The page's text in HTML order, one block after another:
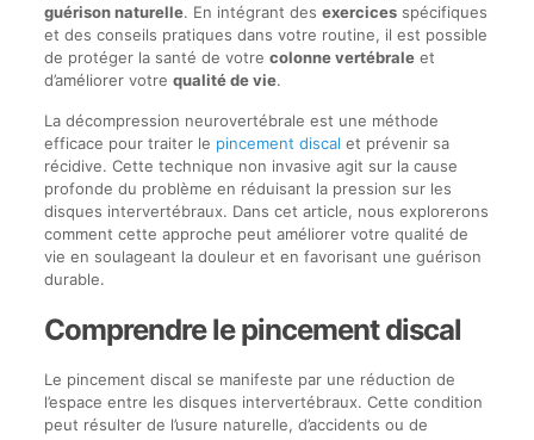
guérison naturelle. En intégrant des exercicesspécifiques
et des conseils pratiques dans votre routine, il est possible
de protéger la santé de votre colonne vertébraleet
d’améliorer votre qualité de vie.
La décompression neurovertébrale est une méthode
efficace pour traiter le pincement discal et prévenir sa
récidive. Cette technique non invasive agit sur la cause
profonde du problème en réduisant la pression sur les
disques intervertébraux. Dans cet article, nous explorerons
comment cette approche peut améliorer votre qualité de
vie en soulageant la douleur et en favorisant une guérison
durable.
Comprendre le pincement discal
Le pincement discal se manifeste par une réduction de
l’espace entre les disques intervertébraux. Cette condition
peut résulter de l’usure naturelle, d’accidents ou de